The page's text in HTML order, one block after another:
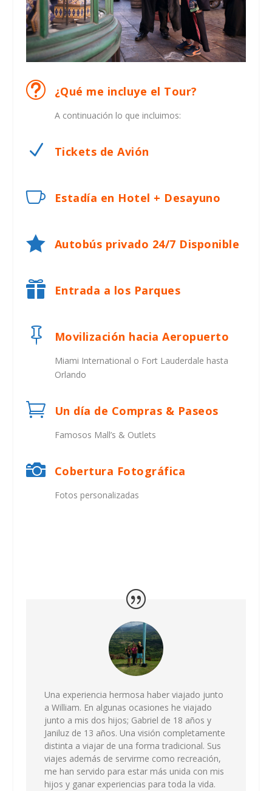
t ¿Qué me incluye el Tour?
A continuación lo que incluimos:
N Tickets de Avión
 Estadía en Hotel + Desayuno
 Autobús privado 24/7 Disponible
 Entrada a los Parques
 Movilización hacia Aeropuerto
Miami International o Fort Lauderdale hasta
Orlando
 Un día de Compras & Paseos
Famosos Mall’s & Outlets
 Cobertura Fotográfica
Fotos personalizadas
Una experiencia hermosa haber viajado junto
a William. En algunas ocasiones he viajado
junto a mis dos hijos; Gabriel de 18 años y
Janiluz de 13 años. Una visión completamente
distinta a viajar de una forma tradicional. Sus
viajes además de servirme como recreación,
me han servido para estar más unida con mis
hijos y ganar experiencias para toda la vida.